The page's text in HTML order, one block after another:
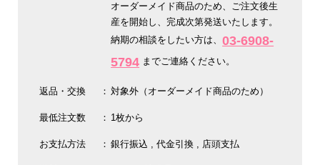
オーダーメイド商品のため、ご注文後生
産を開始し、完成次第発送いたします。
納期の相談をしたい方は、03-6908-
5794 までご連絡ください。
返品・交換 対象外（オーダーメイド商品のため）
最低注文数 1枚から
お支払方法 銀行振込 代金引換 店頭支払